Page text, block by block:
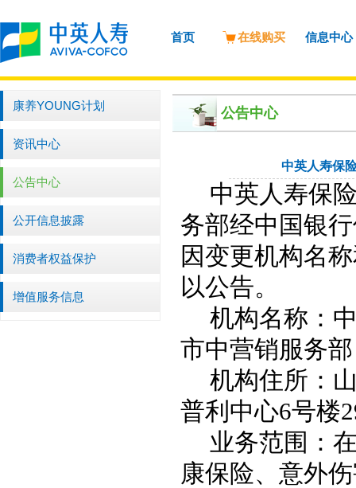
首页 在线购买 信息中心
康养YOUNG计划
资讯中心
公告中心
公开信息披露
消费者权益保护
增值服务信息
公告中心
中英人寿保
中英人寿保
务部经中国银
因变更机构名
以公告。
机构名称：
市中营销服务部
机构住所：
普利中心6号楼
业务范围：
康保险、意外